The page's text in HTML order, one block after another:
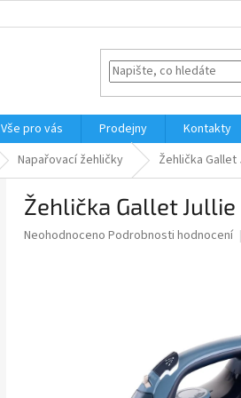
Vše pro vás Prodejny
Kontakty
Napařovací žehličky Žehlička Gallet
Žehlička Gallet Jullie
Průměrné
Neohodnoceno Podrobnosti hodnocení